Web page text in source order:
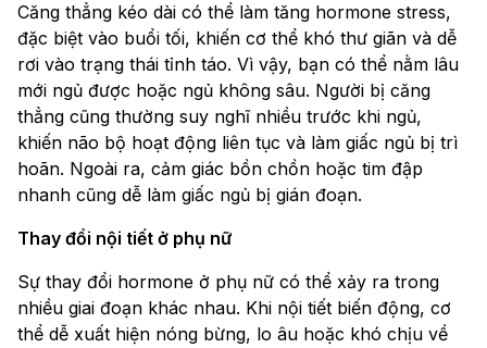
Căng thẳng kéo dài có thể làm tăng hormone stress,
đặc biệt vào buổi tối, khiến cơ thể khó thư giãn và dễ
rơi vào trạng thái tỉnh táo. Vì vậy, bạn có thể nằm lâu
mới ngủ được hoặc ngủ không sâu. Người bị căng
thẳng cũng thường suy nghĩ nhiều trước khi ngủ,
khiến não bộ hoạt động liên tục và làm giấc ngủ bị trì
hoãn. Ngoài ra, cảm giác bồn chồn hoặc tim đập
nhanh cũng dễ làm giấc ngủ bị gián đoạn.
Thay đổi nội tiết ở phụ nữ
Sự thay đổi hormone ở phụ nữ có thể xảy ra trong
nhiều giai đoạn khác nhau. Khi nội tiết biến động, cơ
thể dễ xuất hiện nóng bừng, lo âu hoặc khó chịu về